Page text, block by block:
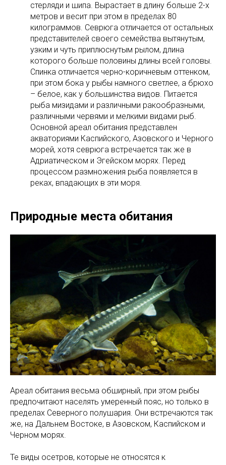
стерляди и шипа. Вырастает в длину больше 2-х
метров и весит при этом в пределах 80
килограммов. Севрюга отличается от остальных
представителей своего семейства вытянутым,
узким и чуть приплюснутым рылом, длина
которого больше половины длины всей головы.
Спинка отличается черно-коричневым оттенком,
при этом бока у рыбы намного светлее, а брюхо
– белое, как у большинства видов. Питается
рыба мизидами и различными ракообразными,
различными червями и мелкими видами рыб.
Основной ареал обитания представлен
акваториями Каспийского, Азовского и Черного
морей, хотя севрюга встречается так же в
Адриатическом и Эгейском морях. Перед
процессом размножения рыба появляется в
реках, впадающих в эти моря.
Природные места обитания
Ареал обитания весьма обширный, при этом рыбы
предпочитают населять умеренный пояс, но только в
пределах Северного полушария. Они встречаются так
же, на Дальнем Востоке, в Азовском, Каспийском и
Черном морях.
Те виды осетров, которые не относятся к